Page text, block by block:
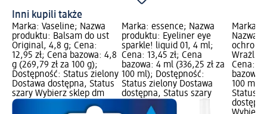
Inni kupili także
Marka: Vaseline; Nazwa
produktu: Balsam do ust
Original, 4,8 g; Cena:
12,95 zł; Cena bazowa: 4,8
g (269,79 zł za 100 g);
Dostępność: Status zielony
Dostawa dostępna, Status
szary Wybierz sklep dm
Marka: essence; Nazwa
produktu: Eyeliner eye
sparkle! liquid 01, 4 ml;
Cena: 13,45 zł; Cena
bazowa: 4 ml (336,25 zł za
100 ml); Dostępność:
Status zielony Dostawa
dostępna, Status szary
Marka:
Nazwa
Cena:
bazowa:
100 ml);
Status